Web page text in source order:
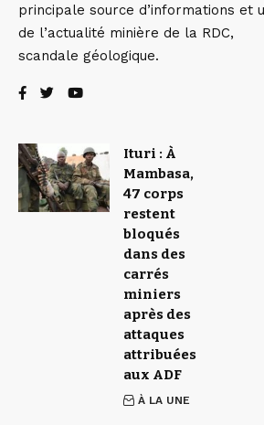
principale source d’informations et
de l’actualité minière de la RDC,
scandale géologique.
Ituri : À
Mambasa,
47 corps
restent
bloqués
dans des
carrés
miniers
après des
attaques
attribuées
aux ADF
À LA UNE